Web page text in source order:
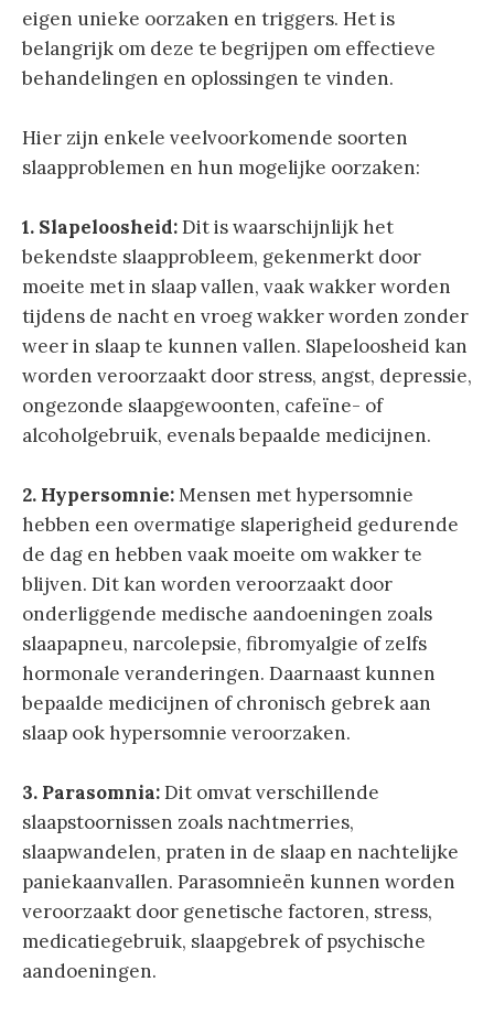
eigen unieke oorzaken en triggers. Het is
belangrijk om deze te begrijpen om effectieve
behandelingen en oplossingen te vinden.
Hier zijn enkele veelvoorkomende soorten
slaapproblemen en hun mogelijke oorzaken:
1. Slapeloosheid:Dit is waarschijnlijk het
bekendste slaapprobleem, gekenmerkt door
moeite met in slaap vallen, vaak wakker worden
tijdens de nacht en vroeg wakker worden zonder
weer in slaap te kunnen vallen. Slapeloosheid kan
worden veroorzaakt door stress, angst, depressie,
ongezonde slaapgewoonten, cafeïne- of
alcoholgebruik, evenals bepaalde medicijnen.
2. Hypersomnie:Mensen met hypersomnie
hebben een overmatige slaperigheid gedurende
de dag en hebben vaak moeite om wakker te
blijven. Dit kan worden veroorzaakt door
onderliggende medische aandoeningen zoals
slaapapneu, narcolepsie, fibromyalgie of zelfs
hormonale veranderingen. Daarnaast kunnen
bepaalde medicijnen of chronisch gebrek aan
slaap ook hypersomnie veroorzaken.
3. Parasomnia:Dit omvat verschillende
slaapstoornissen zoals nachtmerries,
slaapwandelen, praten in de slaap en nachtelijke
paniekaanvallen. Parasomnieën kunnen worden
veroorzaakt door genetische factoren, stress,
medicatiegebruik, slaapgebrek of psychische
aandoeningen.